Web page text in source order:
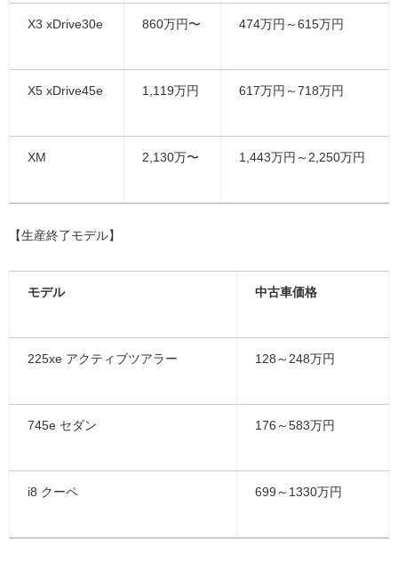
X3 xDrive30e 860万円〜 474万円～615万円
X5 xDrive45e 1,119万円 617万円～718万円
XM 2,130万〜 1,443万円～2,250万円
【生産終了モデル】
モデル 中古車価格
225xe アクティブツアラー 128～248万円
745e セダン 176～583万円
i8 クーペ 699～1330万円